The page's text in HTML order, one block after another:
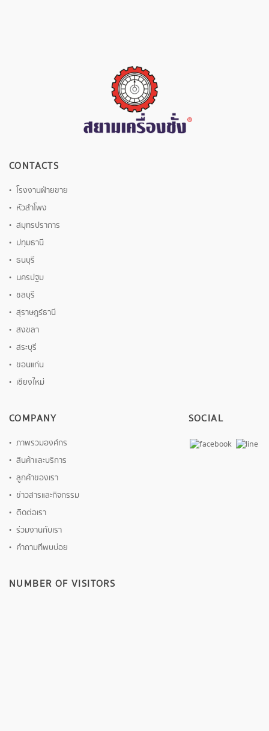
CONTACTS
โรงงานฝ่ายขาย
หัวลำโพง
สมุทรปราการ
ปทุมธานี
ธนบุรี
นครปฐม
ชลบุรี
สุราษฎร์ธานี
สงขลา
สระบุรี
ขอนแก่น
เชียงใหม่
COMPANY
ภาพรวมองค์กร
สินค้าและบริการ
ลูกค้าของเรา
ข่าวสารและกิจกรรม
ติดต่อเรา
ร่วมงานกับเรา
คำถามที่พบบ่อย
SOCIAL
NUMBER OF VISITORS